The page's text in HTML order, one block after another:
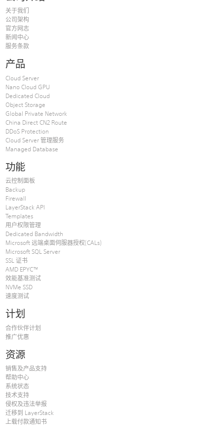
关于我们
公司架构
官方网志
新闻中心
服务条款
产品
Cloud Server
Nano Cloud GPU
Dedicated Cloud
Object Storage
Global Private Network
China Direct CN2 Route
DDoS Protection
Cloud Server 管理服务
Managed Database
功能
云控制面板
Backup
Firewall
LayerStack API
Templates
用户权限管理
Dedicated Bandwidth
Microsoft 远端桌面伺服器授权(CALs)
Microsoft SQL Server
SSL 证书
AMD EPYC™
效能基准测试
NVMe SSD
速度测试
计划
合作伙伴计划
推广优惠
资源
销售及产品支持
帮助中心
系统状态
技术支持
侵权及违法举报
迁移到 LayerStack
上载付款通知书